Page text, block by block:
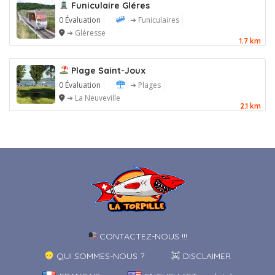
Funiculaire Gléres
0 Évaluation
➔ Funiculaires
➔ Gléresse
1.7 km
Plage Saint-Joux
0 Évaluation
➔ Plages
➔ La Neuveville
2.1 km
CONTACTEZ-NOUS !!!
QUI SOMMES-NOUS ?
DISCLAIMER